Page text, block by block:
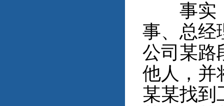
事实：
事、总经
公司某路
他人，并
某某找到